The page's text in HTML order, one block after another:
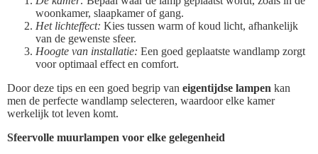
woonkamer, slaapkamer of gang.
Het lichteffect: Kies tussen warm of koud licht, afhankelijk
van de gewenste sfeer.
Hoogte van installatie: Een goed geplaatste wandlamp zorgt
voor optimaal effect en comfort.
Door deze tips en een goed begrip van eigentijdse lampen kan
men de perfecte wandlamp selecteren, waardoor elke kamer
werkelijk tot leven komt.
Sfeervolle muurlampen voor elke gelegenheid